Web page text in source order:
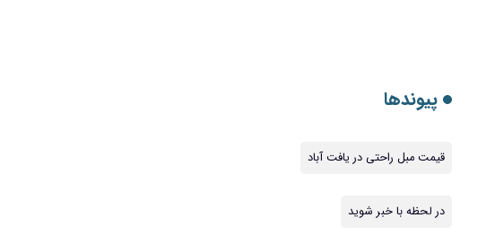
پیوندها
قیمت مبل راحتی در یافت آباد
در لحظه با خبر شوید